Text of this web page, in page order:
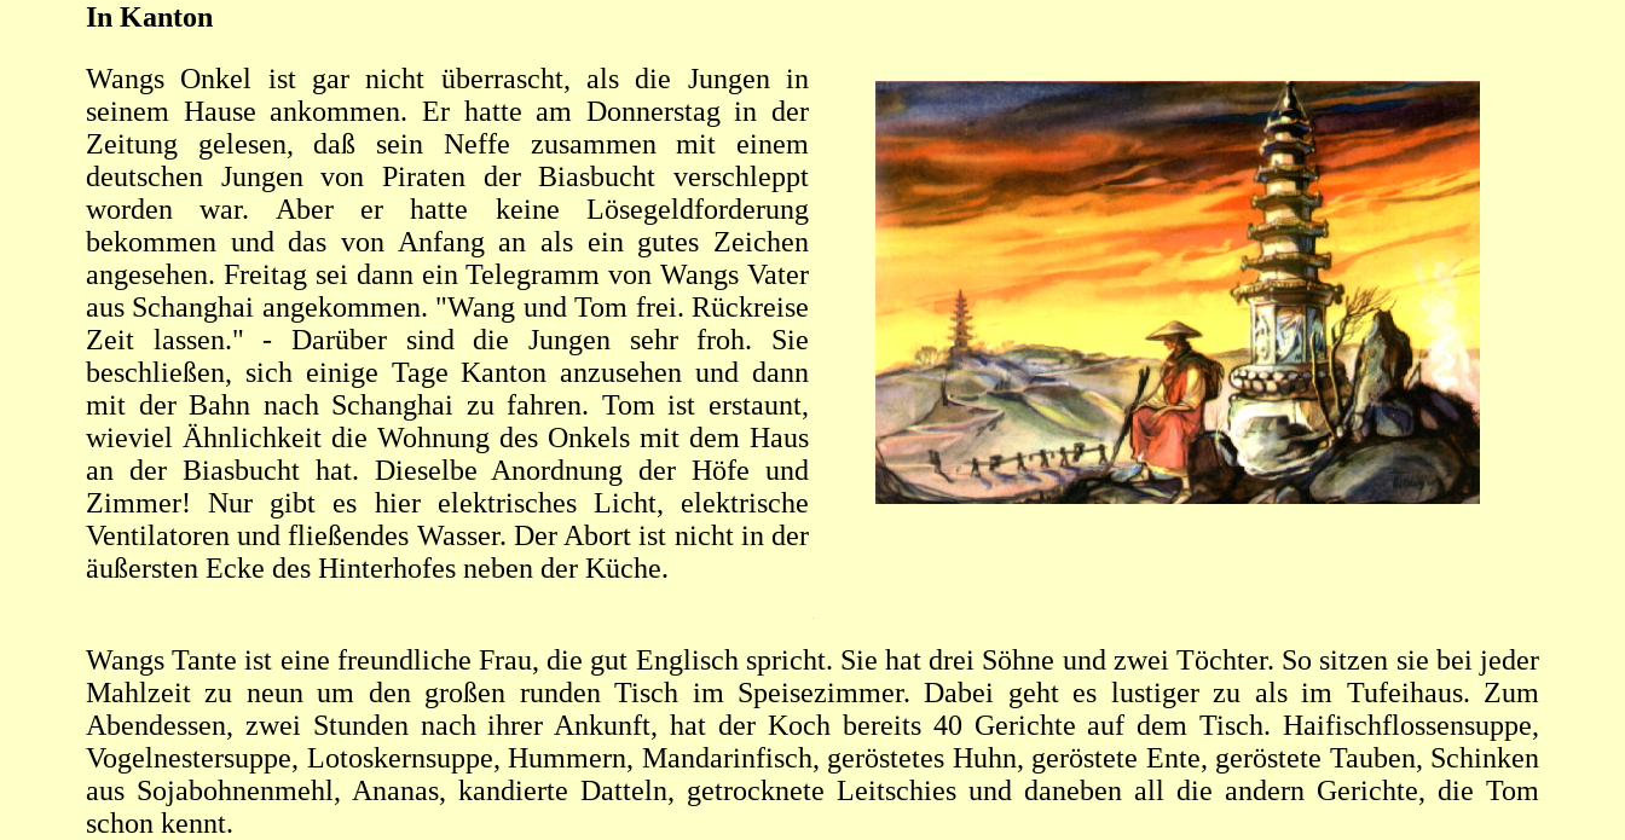
In Kanton
Wangs Onkel ist gar nicht überrascht, als die Jungen in
seinem Hause ankommen. Er hatte am Donnerstag in der
Zeitung gelesen, daß sein Neffe zusammen mit einem
deutschen Jungen von Piraten der Biasbucht verschleppt
worden war. Aber er hatte keine Lösegeldforderung
bekommen und das von Anfang an als ein gutes Zeichen
angesehen. Freitag sei dann ein Telegramm von Wangs Vater
aus Schanghai angekommen. "Wang und Tom frei. Rückreise
Zeit lassen." - Darüber sind die Jungen sehr froh. Sie
beschließen, sich einige Tage Kanton anzusehen und dann
mit der Bahn nach Schanghai zu fahren. Tom ist erstaunt,
wieviel Ähnlichkeit die Wohnung des Onkels mit dem Haus
an der Biasbucht hat. Dieselbe Anordnung der Höfe und
Zimmer! Nur gibt es hier elektrisches Licht, elektrische
Ventilatoren und fließendes Wasser. Der Abort ist nicht in der
äußersten Ecke des Hinterhofes neben der Küche.
Wangs Tante ist eine freundliche Frau, die gut Englisch spricht. Sie hat drei Söhne und zwei Töchter. So sitzen sie bei jeder
Mahlzeit zu neun um den großen runden Tisch im Speisezimmer. Dabei geht es lustiger zu als im Tufeihaus. Zum
Abendessen, zwei Stunden nach ihrer Ankunft, hat der Koch bereits 40 Gerichte auf dem Tisch. Haifischflossensuppe,
Vogelnestersuppe, Lotoskernsuppe, Hummern, Mandarinfisch, geröstetes Huhn, geröstete Ente, geröstete Tauben, Schinken
aus Sojabohnenmehl, Ananas, kandierte Datteln, getrocknete Leitschies und daneben all die andern Gerichte, die Tom
schon kennt.